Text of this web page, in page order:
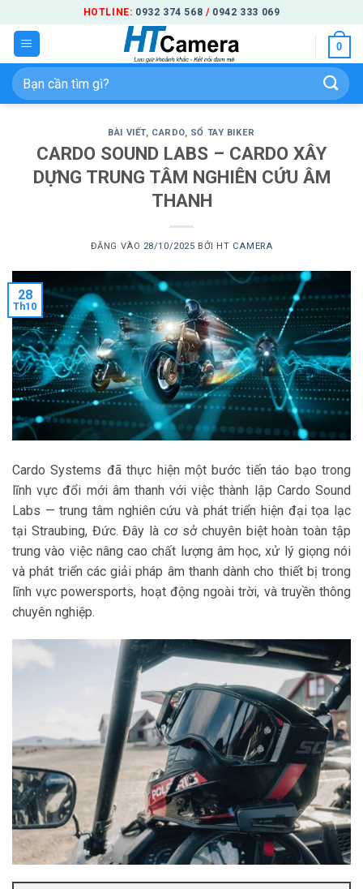
qua
nội
dung
HOTLINE: 0932 374 568 / 0942 333 069
0
Tìm
kiếm:
BÀI VIẾT, CARDO, SỔ TAY BIKER
CARDO SOUND LABS – CARDO XÂY
DỰNG TRUNG TÂM NGHIÊN CỨU ÂM
THANH
ĐĂNG VÀO 28/10/2025 BỞI HT CAMERA
28
Th10
Cardo Systems đã thực hiện một bước tiến táo bạo trong
lĩnh vực đổi mới âm thanh với việc thành lập Cardo Sound
Labs — trung tâm nghiên cứu và phát triển hiện đại tọa lạc
tại Straubing, Đức. Đây là cơ sở chuyên biệt hoàn toàn tập
trung vào việc nâng cao chất lượng âm học, xử lý giọng nói
và phát triển các giải pháp âm thanh dành cho thiết bị trong
lĩnh vực powersports, hoạt động ngoài trời, và truyền thông
chuyên nghiệp.